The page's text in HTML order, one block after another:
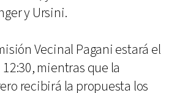
y Ursini.
Vecinal Pagani estará el
mientras que la
recibirá la propuesta los